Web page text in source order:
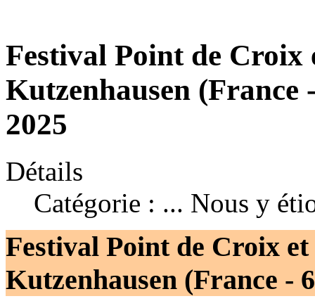
Festival Point de Croix
Kutzenhausen (France
2025
Détails
Catégorie : ... Nous y
Festival Point de Croix
Kutzenhausen (France -